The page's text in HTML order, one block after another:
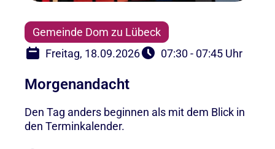
Gemeinde Dom zu Lübeck
Freitag, 18.09.2026
07:30 - 07:45 Uhr
Morgenandacht
Den Tag anders beginnen als mit dem Blick in
den Terminkalender.